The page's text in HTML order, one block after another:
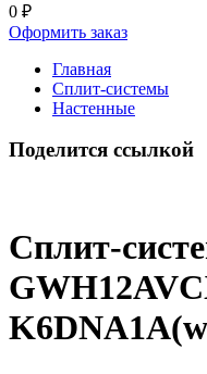
0 ₽
Оформить заказ
Главная
Сплит-системы
Настенные
Поделится ссылкой
Сплит-